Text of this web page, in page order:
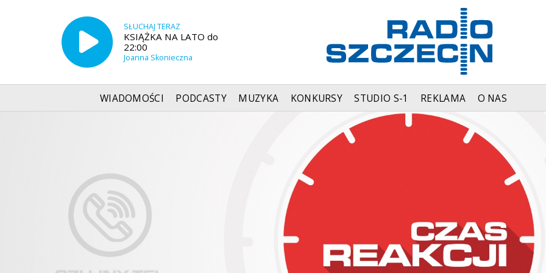
SŁUCHAJ TERAZ
KSIĄŻKA NA LATO do
22:00
Joanna Skonieczna
WIADOMOŚCI PODCASTY MUZYKA KONKURSY STUDIO S-1 REKLAMA O NAS